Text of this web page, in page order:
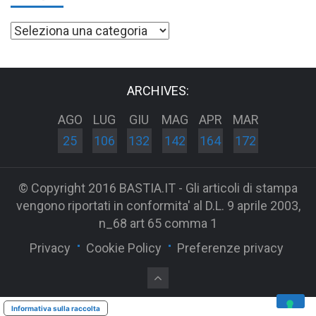
Categorie
ARCHIVES:
AGO
25
LUG
106
GIU
132
MAG
142
APR
164
MAR
172
© Copyright 2016 BASTIA.IT - Gli articoli di stampa
vengono riportati in conformita' al D.L. 9 aprile 2003,
n_68 art 65 comma 1
Privacy
Cookie Policy Preferenze privacy
Informativa sulla raccolta